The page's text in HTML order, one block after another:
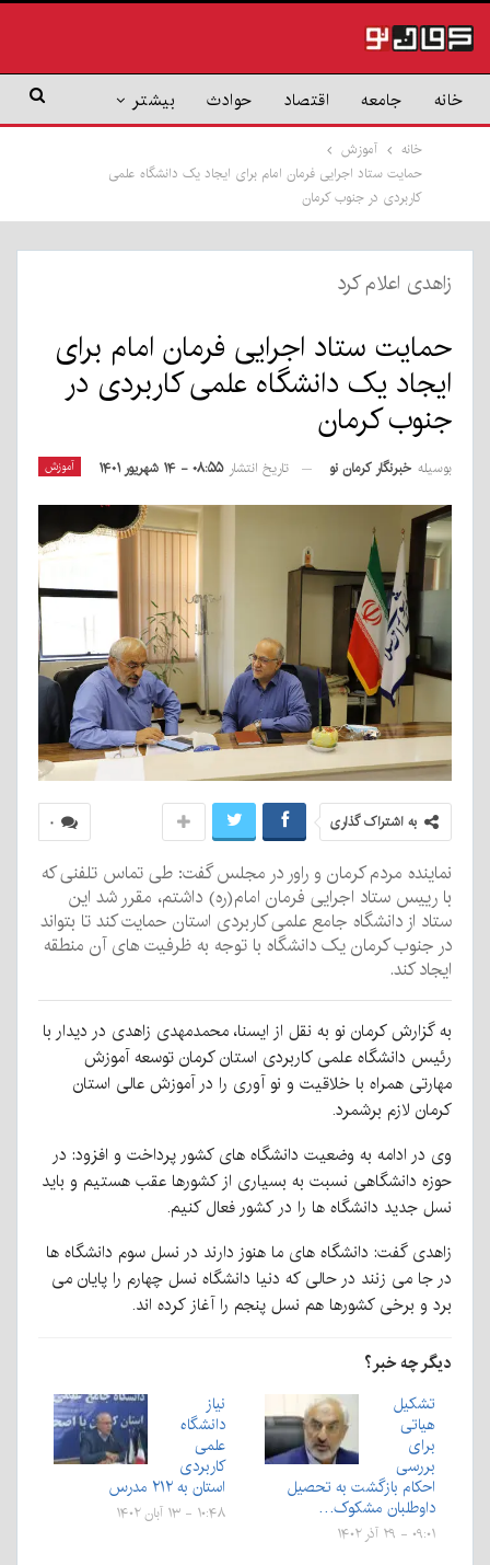
خانه جامعه اقتصاد حوادث بیشتر
خانه
آموزش
حمایت ستاد اجرایی فرمان امام برای ایجاد یک دانشگاه علمی
کاربردی در جنوب کرمان
زاهدی اعلام کرد
حمایت ستاد اجرایی فرمان امام برای
ایجاد یک دانشگاه علمی کاربردی در
جنوب کرمان
آموزش بوسیله خبرنگار کرمان نو تاریخ انتشار ۰۸:۵۵ - ۱۴ شهریور ۱۴۰۱
۰ به اشتراک گذاری
نماینده مردم کرمان و راور در مجلس گفت: طی تماس تلفنی که
با رییس ستاد اجرایی فرمان امام(ره) داشتم، مقرر شد این
ستاد از دانشگاه جامع علمی کاربردی استان حمایت کند تا بتواند
در جنوب کرمان یک دانشگاه با توجه به ظرفیت های آن منطقه
ایجاد کند.
به گزارش کرمان نو به نقل از ایسنا، محمدمهدی زاهدی در دیدار با
رئیس دانشگاه علمی کاربردی استان کرمان توسعه آموزش
مهارتی همراه با خلاقیت و نو آوری را در آموزش عالی استان
کرمان لازم برشمرد.
وی در ادامه به وضعیت دانشگاه های کشور پرداخت و افزود: در
حوزه دانشگاهی نسبت به بسیاری از کشورها عقب هستیم و باید
نسل جدید دانشگاه ها را در کشور فعال کنیم.
زاهدی گفت: دانشگاه های ما هنوز دارند در نسل سوم دانشگاه ها
در جا می زنند در حالی که دنیا دانشگاه نسل چهارم را پایان می
برد و برخی کشورها هم نسل پنجم را آغاز کرده اند.
دیگر چه خبر؟
تشکیل
هیاتی
برای
بررسی
احکام بازگشت به تحصیل
داوطلبان مشکوک…
۰۹:۰۱ - ۲۹ آذر ۱۴۰۲
نیاز
دانشگاه
علمی
کاربردی
استان به ۲۱۲ مدرس
۱۰:۴۸ - ۱۳ آبان ۱۴۰۲